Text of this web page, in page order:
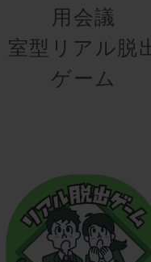
用会議
室型リアル脱
ゲーム